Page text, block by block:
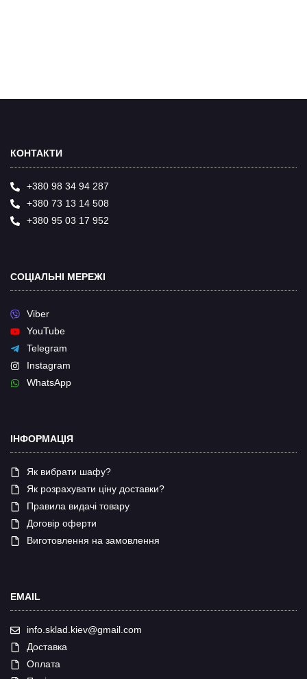
КОНТАКТИ
+380 98 34 94 287
+380 73 13 14 508
+380 95 03 17 952
СОЦІАЛЬНІ МЕРЕЖІ
Viber
YouTube
Telegram
Instagram
WhatsApp
ІНФОРМАЦІЯ
Як вибрати шафу?
Як розрахувати ціну доставки?
Правила видачі товару
Договір оферти
Виготовлення на замовлення
EMAIL
info.sklad.kiev@gmail.com
Доставка
Оплата